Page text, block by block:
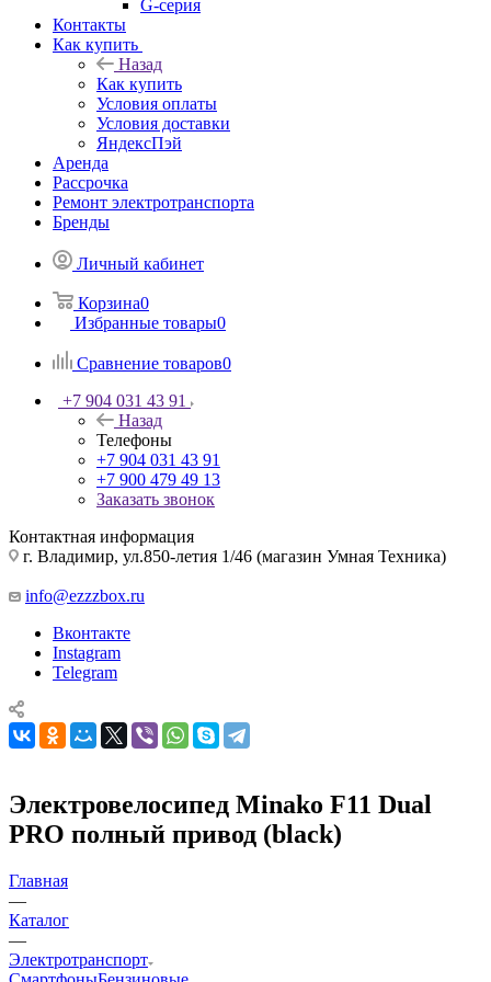
G-серия
Контакты
Как купить
Назад
Как купить
Условия оплаты
Условия доставки
ЯндексПэй
Аренда
Рассрочка
Ремонт электротранспорта
Бренды
Личный кабинет
Корзина0
Избранные товары0
Сравнение товаров0
+7 904 031 43 91
Назад
Телефоны
+7 904 031 43 91
+7 900 479 49 13
Заказать звонок
Контактная информация
г. Владимир, ул.850-летия 1/46 (магазин Умная Техника)
info@ezzzbox.ru
Вконтакте
Instagram
Telegram
Электровелосипед Minako F11 Dual
PRO полный привод (black)
Главная
—
Каталог
—
Электротранспорт